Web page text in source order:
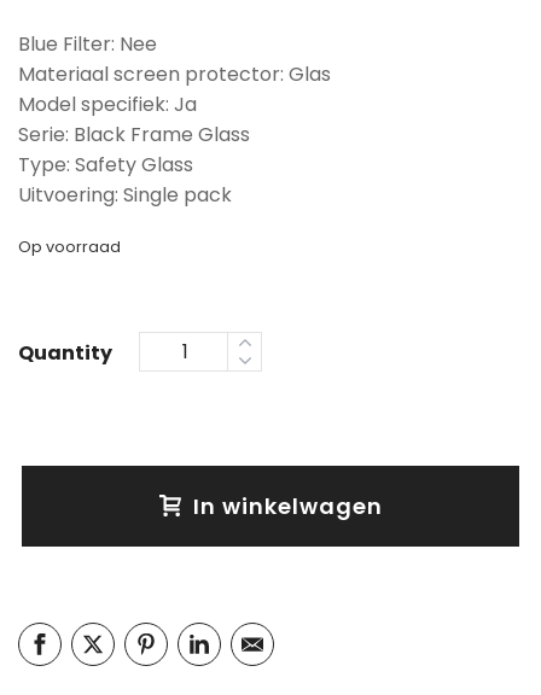
Blue Filter: Nee
Materiaal screen protector: Glas
Model specifiek: Ja
Serie: Black Frame Glass
Type: Safety Glass
Uitvoering: Single pack
Op voorraad
Quantity
In winkelwagen